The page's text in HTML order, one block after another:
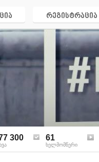
რეგისტრაცია
300 61
ხელმომწერი